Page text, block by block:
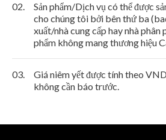
02.
Sản phẩm/Dịch vụ có thể được
cho chúng tôi bởi bên thứ ba
xuất/nhà cung cấp hay nhà phân
phẩm không mang thương hiệu
03.
Giá niêm yết được tính theo
không cần báo trước.